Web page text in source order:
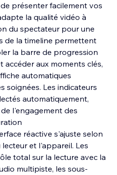
présenter facilement vos
la qualité vidéo à
du spectateur pour une
de la timeline permettent
la barre de progression
accéder aux moments clés,
automatiques
soignées. Les indicateurs
automatiquement,
l'engagement des
réactive s'ajuste selon
et l'appareil. Les
total sur la lecture avec la
multipiste, les sous-